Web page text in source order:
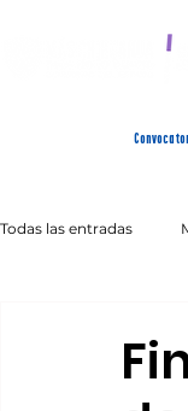
Todas las entradas